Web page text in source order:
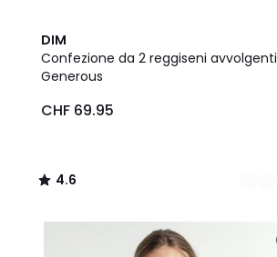
DIM
Confezione da 2 reggiseni avvolgenti
Generous
69.95.
CHF 69.95
4.6
/ 5
3
Colori
4.6
/